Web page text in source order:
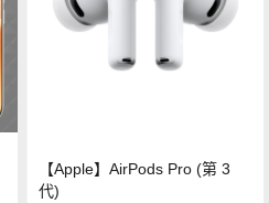
【Apple】AirPods Pro (第 3
代)